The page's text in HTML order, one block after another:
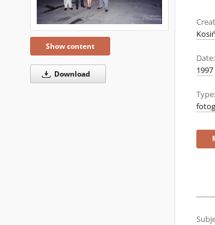
Show content
Download
Date:
1997
Type: